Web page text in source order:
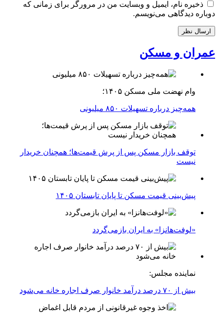
ذخیره نام، ایمیل و وبسایت من در مرورگر برای زمانی که
دوباره دیدگاهی می‌نویسم.
عمران و مسکن
وام نهضت ملی مسکن ۱۴۰۵؛
همه‌چیز درباره تسهیلات ۸۵۰ میلیونی
توقف بازار مسکن پس از پرش قیمت‌ها؛ همچنان خریدار
نیست
پیش‌بینی قیمت مسکن تا پایان تابستان ۱۴۰۵
«لوفت‌هانزا» به ایران بازمی‌گردد
نماینده مجلس:
بیش از ۷۰ درصد درآمد خانوار صرف اجاره خانه می‌شود